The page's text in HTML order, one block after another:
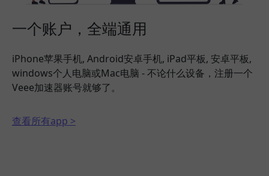
一个账户，全端通用
iPhone苹果手机, Android安卓手机, iPad平板, 安卓平板,
windows个人电脑或Mac电脑 - 不论什么设备，注册一个
Veee加速器账号就够了。
查看所有app >